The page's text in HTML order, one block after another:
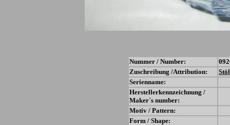
Nummer / Number:
Zuschreibung /Attribution:
Serienname:
Herstellerkennzeichnung /
Maker´s number:
Motiv / Pattern:
Form / Shape: